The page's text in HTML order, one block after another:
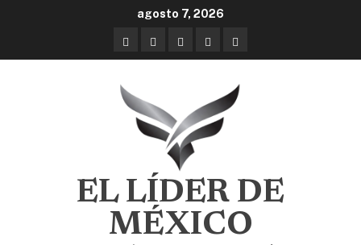
agosto 7, 2026
EL LÍDER DE
MÉXICO